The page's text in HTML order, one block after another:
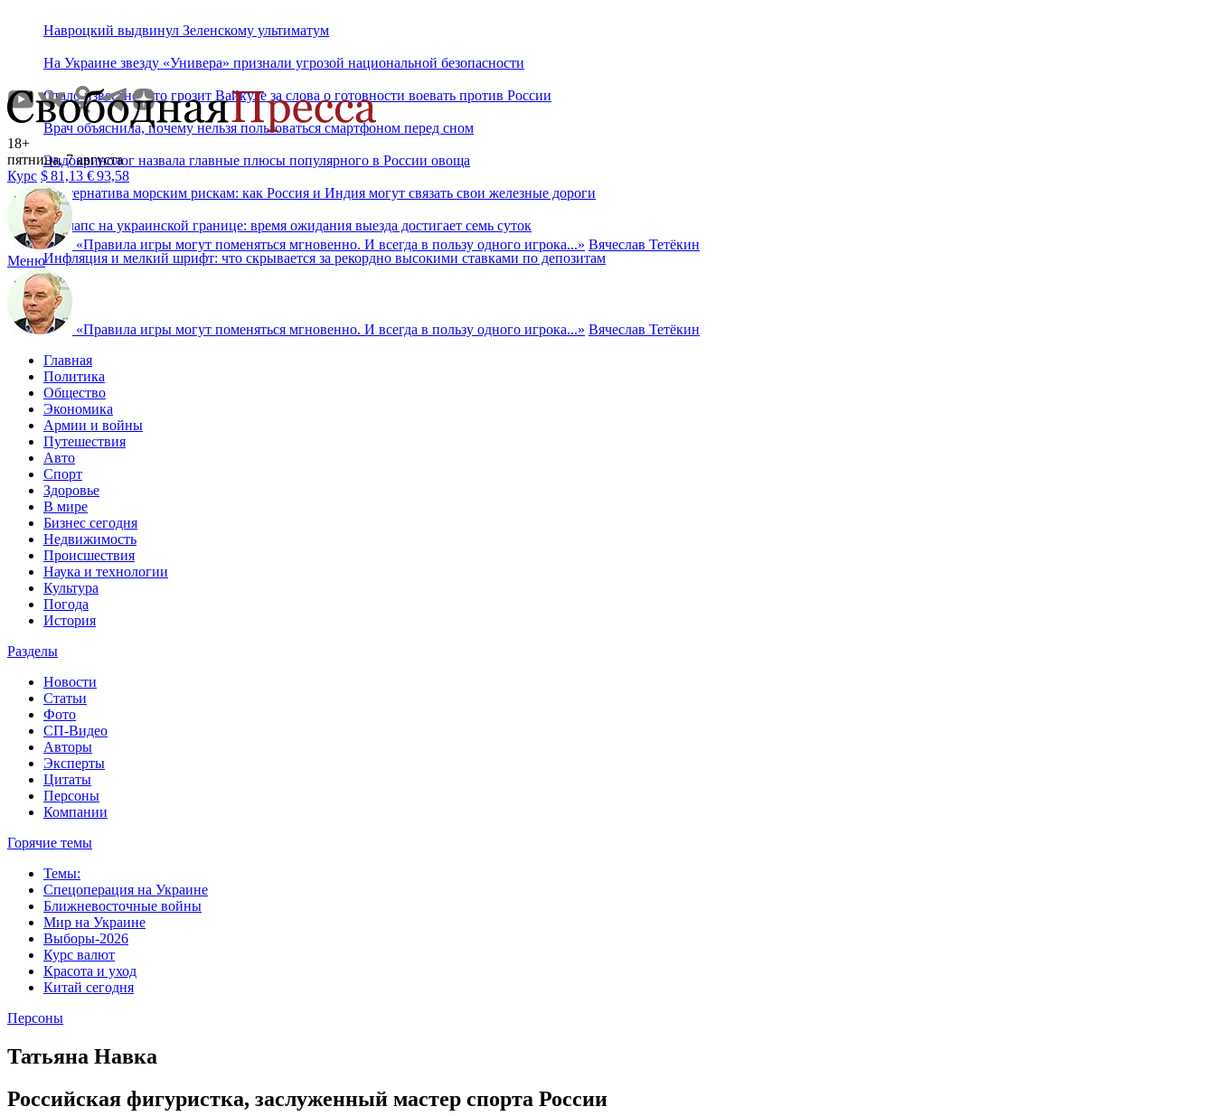
Навроцкий выдвинул Зеленскому ультиматум
На Украине звезду «Универа» признали угрозой национальной безопасности
Стало известно, что грозит Вайкуле за слова о готовности воевать против России
Врач объяснила, почему нельзя пользоваться смартфоном перед сном
Эндокринолог назвала главные плюсы популярного в России овоща
Альтернатива морским рискам: как Россия и Индия могут связать свои железные дороги
Коллапс на украинской границе: время ожидания выезда достигает семь суток
Инфляция и мелкий шрифт: что скрывается за рекордно высокими ставками по депозитам
18+
пятница, 7 августа
Курс $81,13 €93,58
«Правила игры могут поменяться мгновенно. И всегда в пользу одного игрока...» Вячеслав Тетёкин
Меню
«Правила игры могут поменяться мгновенно. И всегда в пользу одного игрока...» Вячеслав Тетёкин
Главная
Политика
Общество
Экономика
Армии и войны
Путешествия
Авто
Спорт
Здоровье
В мире
Бизнес сегодня
Недвижимость
Происшествия
Наука и технологии
Культура
Погода
История
Разделы
Новости
Статьи
Фото
СП-Видео
Авторы
Эксперты
Цитаты
Персоны
Компании
Горячие темы
Темы:
Спецоперация на Украине
Ближневосточные войны
Мир на Украине
Выборы-2026
Курс валют
Красота и уход
Китай сегодня
Персоны
Татьяна Навка
Российская фигуристка, заслуженный мастер спорта России